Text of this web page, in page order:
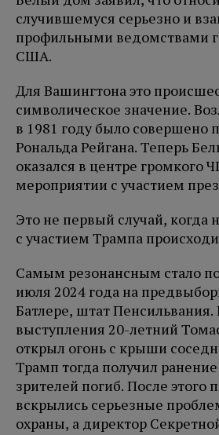
случившемуся серьезно и
профильными ведомствами
США.
Для Вашингтона это
символическое значение.
в 1981 году было совершено
Рональда Рейгана. Теперь
оказался в центре громкого
мероприятии с участием
Это не первый случай, когда
с участием Трампа
Самым резонансным стало
июля 2024 года на
Батлере, штат Пенсильвания.
выступления 20-летний
открыл огонь с крыши
Трамп тогда получил
зрителей погиб. После этого
вскрылись серьезные
охраны, а директор